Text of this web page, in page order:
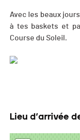
Avec les beaux
à tes baskets et
Course du Soleil.
Lieu d’arrivée